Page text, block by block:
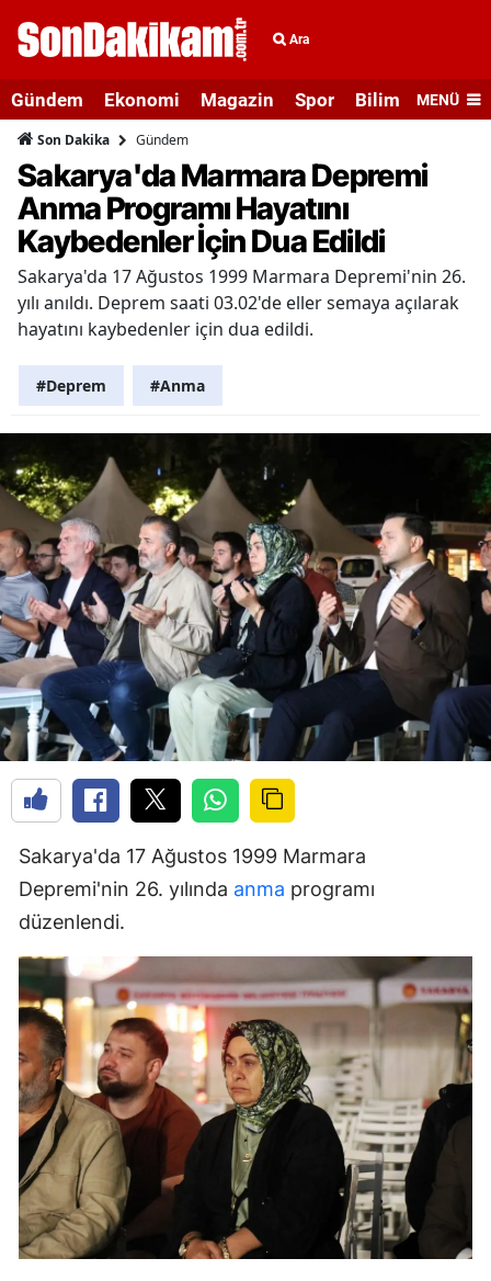
Ara
Gündem Ekonomi Magazin Spor Bilim veMENÜ
Son Dakika Gündem
Sakarya'da Marmara Depremi
Anma Programı Hayatını
Kaybedenler İçin Dua Edildi
Sakarya'da 17 Ağustos 1999 Marmara Depremi'nin 26.
yılı anıldı. Deprem saati 03.02'de eller semaya açılarak
hayatını kaybedenler için dua edildi.
#Deprem #Anma
Sakarya'da 17 Ağustos 1999 Marmara
Depremi'nin 26. yılında anma programı
düzenlendi.